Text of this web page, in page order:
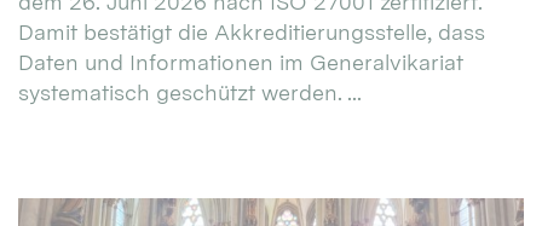
Damit bestätigt die Akkreditierungsstelle, dass
Daten und Informationen im Generalvikariat
systematisch geschützt werden. ...